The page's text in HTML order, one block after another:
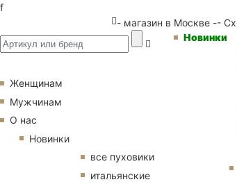
f
- магазин в Москве --
Новинки
Женщинам
Мужчинам
О нас
Новинки
все пуховики
итальянские